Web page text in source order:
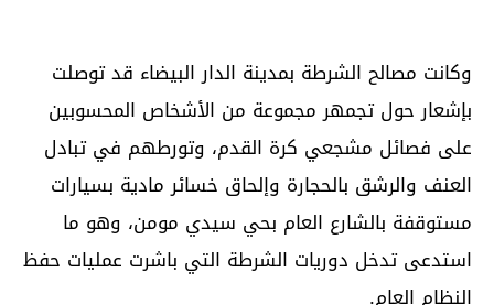
وكانت مصالح الشرطة بمدينة الدار البيضاء قد توصلت
بإشعار حول تجمهر مجموعة من الأشخاص المحسوبين
على فصائل مشجعي كرة القدم، وتورطهم في تبادل
العنف والرشق بالحجارة وإلحاق خسائر مادية بسيارات
مستوقفة بالشارع العام بحي سيدي مومن، وهو ما
استدعى تدخل دوريات الشرطة التي باشرت عمليات حفظ
النظام العام.